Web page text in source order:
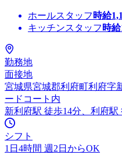
ホールスタッフ 時給
キッチンスタッフ 時給
勤務地
面接地
宮城県宮城郡利府町利府字
ードコート内
新利府駅 徒歩14分、利府駅
シフト
1日4時間 週2日からOK